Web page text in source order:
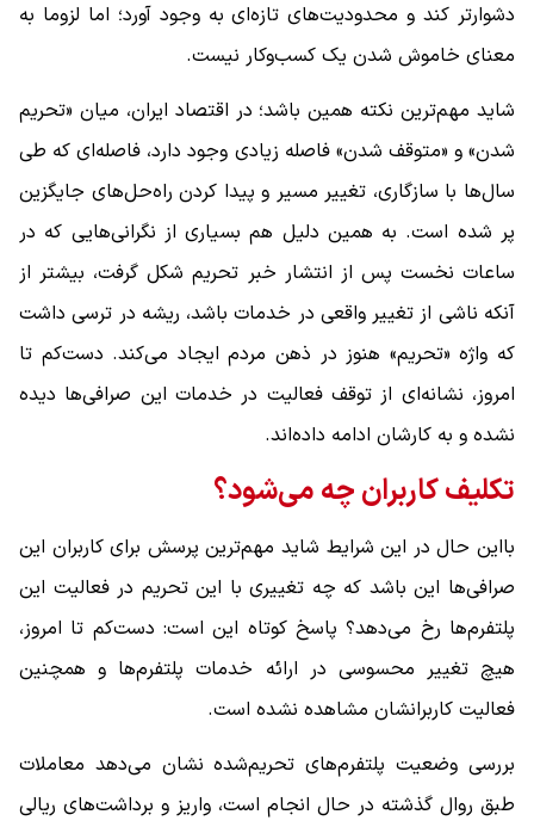
دشوارتر کند و محدودیت‌های تازه‌ای به وجود آورد؛ اما لزوما به
معنای خاموش شدن یک کسب‌وکار نیست.
شاید مهم‌ترین نکته همین باشد؛ در اقتصاد ایران، میان «تحریم
شدن» و «متوقف شدن» فاصله زیادی وجود دارد، فاصله‌ای که طی
سال‌ها با سازگاری، تغییر مسیر و پیدا کردن راه‌حل‌های جایگزین
پر شده است. به همین دلیل هم بسیاری از نگرانی‌هایی که در
ساعات نخست پس از انتشار خبر تحریم شکل گرفت، بیشتر از
آنکه ناشی از تغییر واقعی در خدمات باشد، ریشه در ترسی داشت
که واژه «تحریم» هنوز در ذهن مردم ایجاد می‌کند. دست‌کم تا
امروز، نشانه‌ای از توقف فعالیت در خدمات این صرافی‌ها دیده
نشده و به کارشان ادامه داده‌اند.
تکلیف کاربران چه می‌شود؟
بااین حال در این شرایط شاید مهم‌ترین پرسش برای کاربران این
صرافی‌ها این باشد که چه تغییری با این تحریم در فعالیت این
پلتفرم‌ها رخ می‌دهد؟ پاسخ کوتاه این است: دست‌کم تا امروز،
هیچ تغییر محسوسی در ارائه خدمات پلتفرم‌ها و همچنین
فعالیت کاربرانشان مشاهده نشده است.
بررسی وضعیت پلتفرم‌های تحریم‌شده نشان می‌دهد معاملات
طبق روال گذشته در حال انجام است، واریز و برداشت‌های ریالی